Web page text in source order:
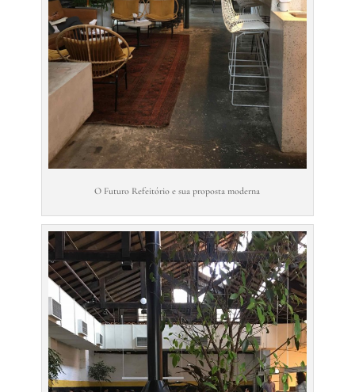
O Futuro Refeitório e sua proposta moderna